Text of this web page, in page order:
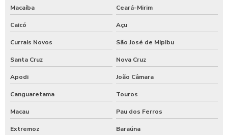
Macaíba Ceará-Mirim
Caicó Açu
Currais Novos São José de Mipibu
Santa Cruz Nova Cruz
Apodi João Câmara
Canguaretama Touros
Macau Pau dos Ferros
Extremoz
Baraúna